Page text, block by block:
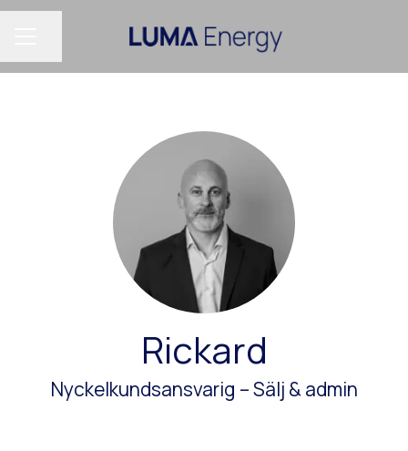
Rickard
Nyckelkundsansvarig –Sälj & admin